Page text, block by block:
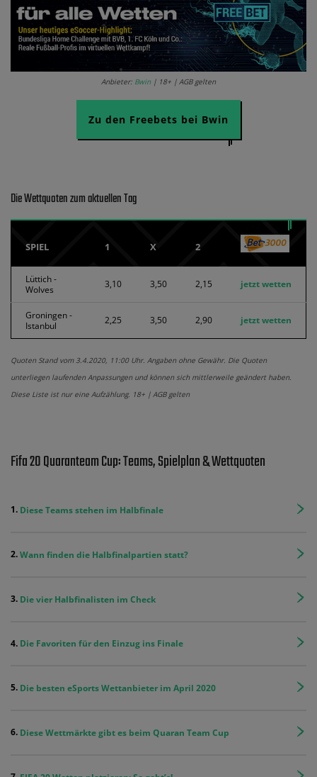
Anbieter: Bwin | 18+ | AGB gelten
Zu den Freebets bei Bwin
Die Wettquoten zum aktuellen Tag
SPIEL 1 X 2
Lüttich -
Wolves
3,10 3,50 2,15 jetzt wetten
Groningen -
Istanbul
2,25 3,50 2,90 jetzt wetten
Quoten Stand vom 3.4.2020, 11:00 Uhr. Angaben ohne Gewähr. Die Quoten
unterliegen laufenden Anpassungen und können sich mittlerweile geändert haben.
Diese Liste ist nur eine Aufzählung. 18+ | AGB gelten
Fifa 20 Quaranteam Cup: Teams, Spielplan & Wettquoten
Diese Teams stehen im Halbfinale
Wann finden die Halbfinalpartien statt?
Die vier Halbfinalisten im Check
Die Favoriten für den Einzug ins Finale
Die besten eSports Wettanbieter im April 2020
Diese Wettmärkte gibt es beim Quaran Team Cup